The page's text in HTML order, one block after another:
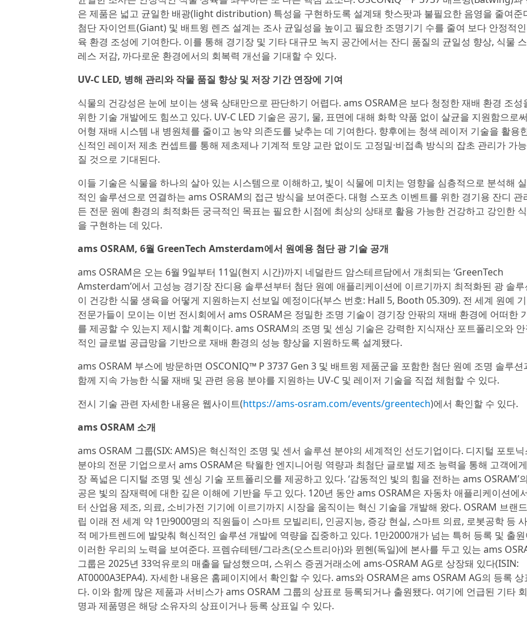
은 제품은 넓고 균일한 배광(light distribution) 특성을 구현하도록 설계돼 핫스팟과 불필요한 음영을 줄여준
첨단 자이언트(Giant) 및 배트윙 렌즈 설계는 조사 균일성을 높이고 필요한 조명기기 수를 줄여 보다 안정적
육 환경 조성에 기여한다. 이를 통해 경기장 및 기타 대규모 녹지 공간에서는 잔디 품질의 균일성 향상, 식물
레스 저감, 까다로운 환경에서의 회복력 개선을 기대할 수 있다.
UV-C LED, 병해 관리와 작물 품질 향상 및 저장 기간 연장에 기여
식물의 건강성은 눈에 보이는 생육 상태만으로 판단하기 어렵다. ams OSRAM은 보다 청정한 재배 환경 조성
위한 기술 개발에도 힘쓰고 있다. UV-C LED 기술은 공기, 물, 표면에 대해 화학 약품 없이 살균을 지원함으로
어형 재배 시스템 내 병원체를 줄이고 농약 의존도를 낮추는 데 기여한다. 향후에는 청색 레이저 기술을 활용
신적인 레이저 제초 컨셉트를 통해 제초제나 기계적 토양 교란 없이도 고정밀·비접촉 방식의 잡초 관리가 가
질 것으로 기대된다.
이들 기술은 식물을 하나의 살아 있는 시스템으로 이해하고, 빛이 식물에 미치는 영향을 심층적으로 분석해
적인 솔루션으로 연결하는 ams OSRAM의 접근 방식을 보여준다. 대형 스포츠 이벤트를 위한 경기용 잔디 관
든 전문 원예 환경의 최적화든 궁극적인 목표는 필요한 시점에 최상의 상태로 활용 가능한 건강하고 강인한
을 구현하는 데 있다.
ams OSRAM, 6월 GreenTech Amsterdam에서 원예용 첨단 광 기술 공개
ams OSRAM은 오는 6월 9일부터 11일(현지 시간)까지 네덜란드 암스테르담에서 개최되는 ‘GreenTech
Amsterdam’에서 고성능 경기장 잔디용 솔루션부터 첨단 원예 애플리케이션에 이르기까지 최적화된 광 솔루
이 건강한 식물 생육을 어떻게 지원하는지 선보일 예정이다(부스 번호: Hall 5, Booth 05.309). 전 세계 원예
전문가들이 모이는 이번 전시회에서 ams OSRAM은 정밀한 조명 기술이 경기장 안팎의 재배 환경에 어떠한
를 제공할 수 있는지 제시할 계획이다. ams OSRAM의 조명 및 센싱 기술은 강력한 지식재산 포트폴리오와 안
적인 글로벌 공급망을 기반으로 재배 환경의 성능 향상을 지원하도록 설계됐다.
ams OSRAM 부스에 방문하면 OSCONIQ™ P 3737 Gen 3 및 배트윙 제품군을 포함한 첨단 원예 조명 솔루션
함께 지속 가능한 식물 재배 및 관련 응용 분야를 지원하는 UV-C 및 레이저 기술을 직접 체험할 수 있다.
전시 기술 관련 자세한 내용은 웹사이트(https://ams-osram.com/events/greentech)에서 확인할 수 있다.
ams OSRAM 소개
ams OSRAM 그룹(SIX: AMS)은 혁신적인 조명 및 센서 솔루션 분야의 세계적인 선도기업이다. 디지털 포토닉
분야의 전문 기업으로서 ams OSRAM은 탁월한 엔지니어링 역량과 최첨단 글로벌 제조 능력을 통해 고객에
장 폭넓은 디지털 조명 및 센싱 기술 포트폴리오를 제공하고 있다. ‘감동적인 빛의 힘을 전하는 ams OSRAM’
공은 빛의 잠재력에 대한 깊은 이해에 기반을 두고 있다. 120년 동안 ams OSRAM은 자동차 애플리케이션에
터 산업용 제조, 의료, 소비가전 기기에 이르기까지 시장을 움직이는 혁신 기술을 개발해 왔다. OSRAM 브랜
립 이래 전 세계 약 1만9000명의 직원들이 스마트 모빌리티, 인공지능, 증강 현실, 스마트 의료, 로봇공학 등
적 메가트렌드에 발맞춰 혁신적인 솔루션 개발에 역량을 집중하고 있다. 1만2000개가 넘는 특허 등록 및 출원
이러한 우리의 노력을 보여준다. 프렘슈테텐/그라츠(오스트리아)와 뮌헨(독일)에 본사를 두고 있는 ams
그룹은 2025년 33억유로의 매출을 달성했으며, 스위스 증권거래소에 ams-OSRAM AG로 상장돼 있다(ISIN:
AT0000A3EPA4). 자세한 내용은 홈페이지에서 확인할 수 있다. ams와 OSRAM은 ams OSRAM AG의 등록 상
다. 이와 함께 많은 제품과 서비스가 ams OSRAM 그룹의 상표로 등록되거나 출원됐다. 여기에 언급된 기타
명과 제품명은 해당 소유자의 상표이거나 등록 상표일 수 있다.